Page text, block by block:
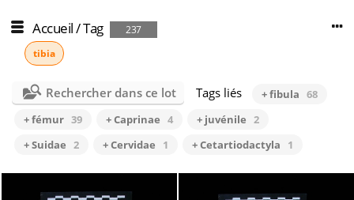
Accueil/Tag
237
tibia
Rechercher dans ce lot Tags liés + fibula 68
+ fémur 39 + Caprinae 4 + juvénile 2
+ Suidae 2 + Cervidae 1 + Cetartiodactyla 1